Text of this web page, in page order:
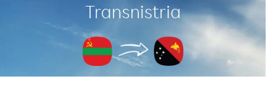
Transnistria